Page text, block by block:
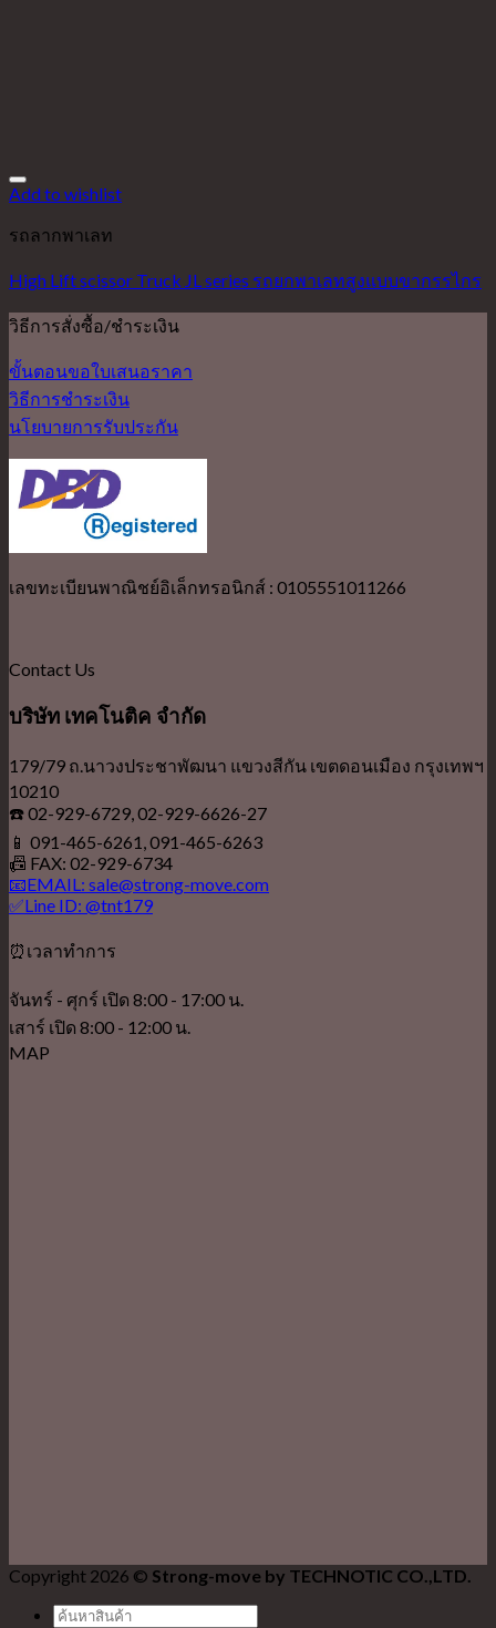
Add to wishlist
รถลากพาเลท
High Lift scissor Truck JL series รถยกพาเลทสูงแบบขากรรไกร
วิธีการสั่งซื้อ/ชำระเงิน
ขั้นตอนขอใบเสนอราคา
วิธีการชำระเงิน
นโยบายการรับประกัน
เลขทะเบียนพาณิชย์อิเล็กทรอนิกส์ : 0105551011266
Contact Us
บริษัท เทคโนติค จำกัด
179/79 ถ.นาวงประชาพัฒนา แขวงสีกัน เขตดอนเมือง กรุงเทพฯ
10210
☎️ 02-929-6729, 02-929-6626-27
📱 091-465-6261, 091-465-6263
📠 FAX: 02-929-6734
📧EMAIL: sale@strong-move.com
✅Line ID: @tnt179
⏰เวลาทำการ
จันทร์ - ศุกร์ เปิด 8:00 - 17:00 น.
เสาร์ เปิด 8:00 - 12:00 น.
MAP
Copyright 2026 © Strong-move by TECHNOTIC CO.,LTD.
ค้นหา: